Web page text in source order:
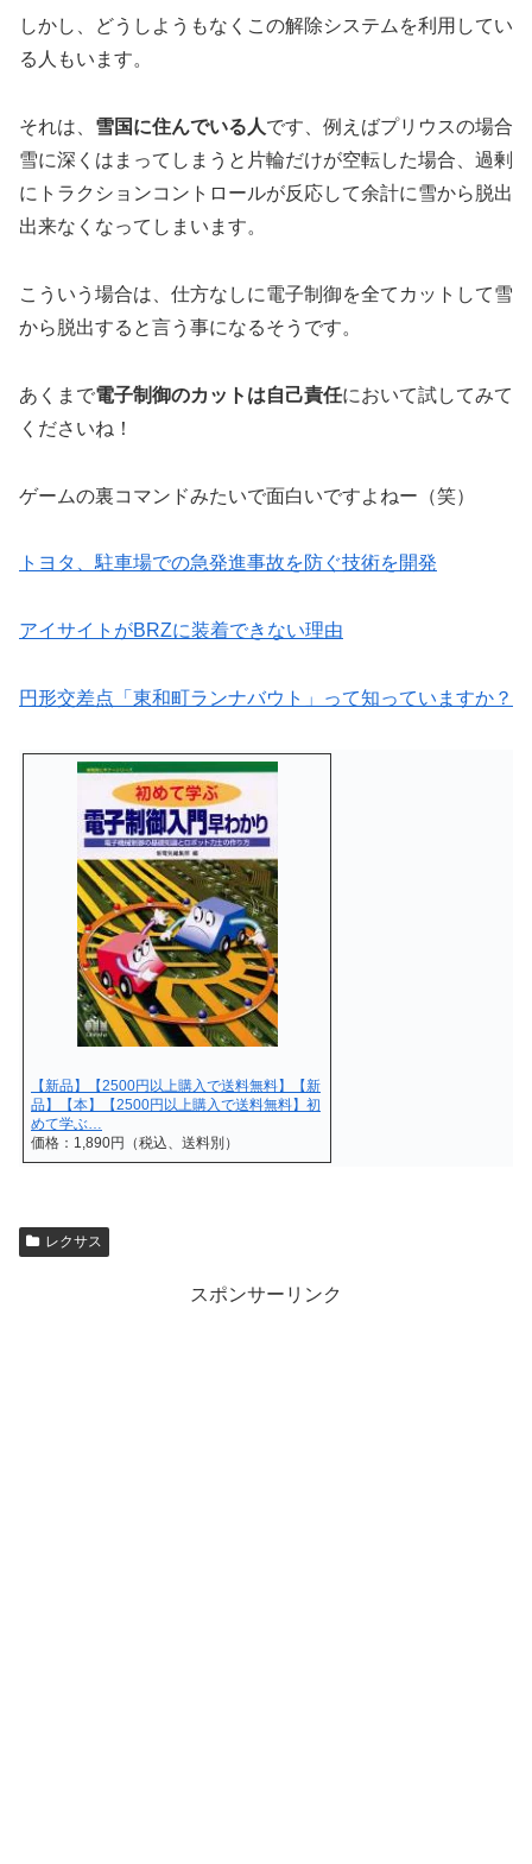
しかし、どうしようもなくこの解除システムを利用してい
る人もいます。
それは、 雪国に住んでいる人です、例えばプリウスの場合
雪に深くはまってしまうと片輪だけが空転した場合、過剰
にトラクションコントロールが反応して余計に雪から脱出
出来なくなってしまいます。
こういう場合は、仕方なしに電子制御を全てカットして雪
から脱出すると言う事になるそうです。
あくまで電子制御のカットは自己責任において試してみて
くださいね！
ゲームの裏コマンドみたいで面白いですよねー（笑）
トヨタ、駐車場での急発進事故を防ぐ技術を開発
アイサイトがBRZに装着できない理由
円形交差点「東和町ランナバウト」って知っていますか？
【新品】【2500円以上購入で送料無料】【新
品】【本】【2500円以上購入で送料無料】初
めて学ぶ…
価格：1,890円（税込、送料別）
レクサス
スポンサーリンク